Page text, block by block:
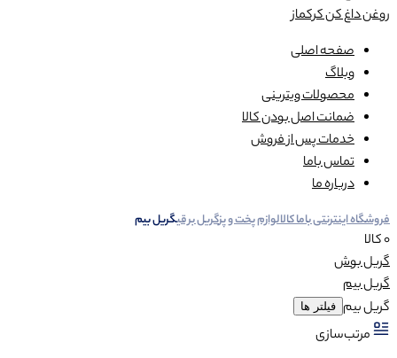
روغن داغ کن کرکماز
صفحه اصلی
وبلاگ
محصولات ویترینی
ضمانت اصل بودن کالا
خدمات پس از فروش
تماس باما
درباره ما
فروشگاه اینترنتی باما کالالوازم پخت و پزگریل برقیگریل بیم
0 کالا
گریل بوش
گریل بیم
گریل بیم فیلتر ها
مرتب‌سازی